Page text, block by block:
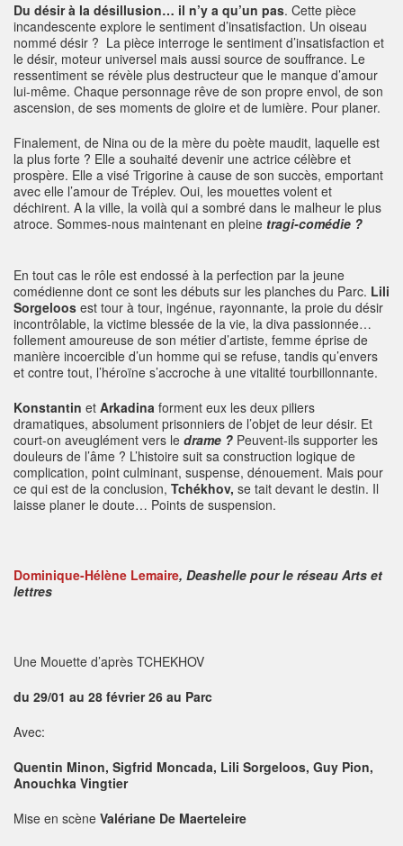
Du désir à la désillusion… il n’y a qu’un pas. Cette pièce
incandescente explore le sentiment d’insatisfaction. Un oiseau
nommé désir ? La pièce interroge le sentiment d’insatisfaction et
le désir, moteur universel mais aussi source de souffrance. Le
ressentiment se révèle plus destructeur que le manque d’amour
lui-même. Chaque personnage rêve de son propre envol, de son
ascension, de ses moments de gloire et de lumière. Pour planer.
Finalement, de Nina ou de la mère du poète maudit, laquelle est
la plus forte ? Elle a souhaité devenir une actrice célèbre et
prospère. Elle a visé Trigorine à cause de son succès, emportant
avec elle l’amour de Tréplev. Oui, les mouettes volent et
déchirent. A la ville, la voilà qui a sombré dans le malheur le plus
atroce. Sommes-nous maintenant en pleine tragi-comédie ?
En tout cas le rôle est endossé à la perfection par la jeune
comédienne dont ce sont les débuts sur les planches du Parc. Lili
Sorgeloos est tour à tour, ingénue, rayonnante, la proie du désir
incontrôlable, la victime blessée de la vie, la diva passionnée…
follement amoureuse de son métier d’artiste, femme éprise de
manière incoercible d’un homme qui se refuse, tandis qu’envers
et contre tout, l’héroïne s’accroche à une vitalité tourbillonnante.
Konstantin et Arkadina forment eux les deux piliers
dramatiques, absolument prisonniers de l’objet de leur désir. Et
court-on aveuglément vers le drame ? Peuvent-ils supporter les
douleurs de l’âme ? L’histoire suit sa construction logique de
complication, point culminant, suspense, dénouement. Mais pour
ce qui est de la conclusion, Tchékhov, se tait devant le destin. Il
laisse planer le doute… Points de suspension.
Dominique-Hélène Lemaire, Deashelle pour le réseau Arts et
lettres
Une Mouette d’après TCHEKHOV
du 29/01 au 28 février 26 au Parc
Avec:
Quentin Minon, Sigfrid Moncada, Lili Sorgeloos, Guy Pion,
Anouchka Vingtier
Mise en scène Valériane De Maerteleire